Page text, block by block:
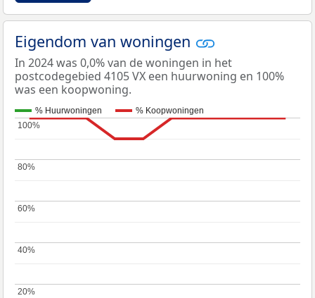
Eigendom van woningen
In 2024 was 0,0% van de woningen in het
postcodegebied 4105 VX een huurwoning en 100%
was een koopwoning.
% Huurwoningen % Koopwoningen
20%
20%
40%
40%
60%
60%
80%
80%
100%
100%